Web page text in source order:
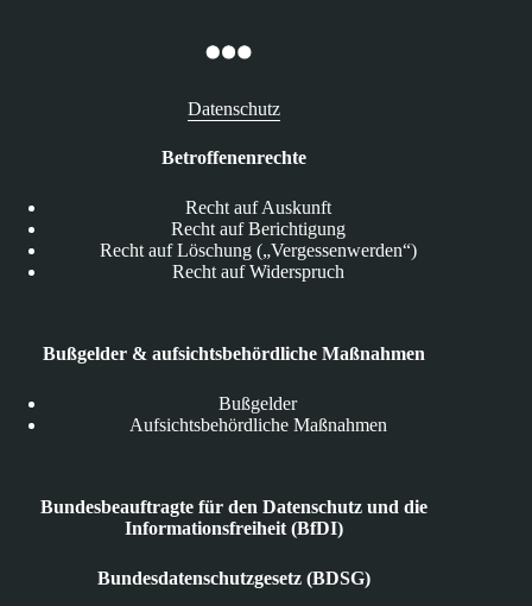
Datenschutz
Betroffenenrechte
Recht auf Auskunft
Recht auf Berichtigung
Recht auf Löschung („Vergessenwerden“)
Recht auf Widerspruch
Bußgelder & aufsichtsbehördliche Maßnahmen
Bußgelder
Aufsichtsbehördliche Maßnahmen
Bundesbeauftragte für den Datenschutz und die
Informationsfreiheit (BfDI)
Bundesdatenschutzgesetz (BDSG)